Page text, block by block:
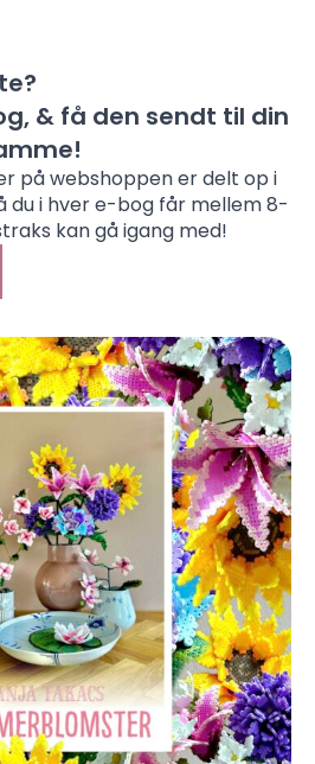
& få den sendt til din
på webshoppen er delt op i
du i hver e-bog får mellem 8-
kan gå igang med!